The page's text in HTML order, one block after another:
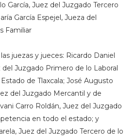
García, Juez del Juzgado Tercero
García Espejel, Jueza del
Familiar
juezas y jueces: Ricardo Daniel
Juzgado Primero de lo Laboral
de Tlaxcala; José Augusto
del Juzgado Mercantil y de
Carro Roldán, Juez del Juzgado
en todo el estado; y
Juez del Juzgado Tercero de lo